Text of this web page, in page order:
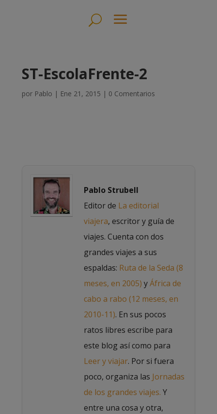
ST-EscolaFrente-2
por Pablo | Ene 21, 2015 | 0 Comentarios
Pablo Strubell
Editor de La editorial
viajera, escritor y guía de
viajes. Cuenta con dos
grandes viajes a sus
espaldas: Ruta de la Seda (8
meses, en 2005) yÁfrica de
cabo a rabo (12 meses, en
2010-11). En sus pocos
ratos libres escribe para
este blog así como para
Leer y viajar. Por si fuera
poco, organiza las Jornadas
de los grandes viajes. Y
entre una cosa y otra,